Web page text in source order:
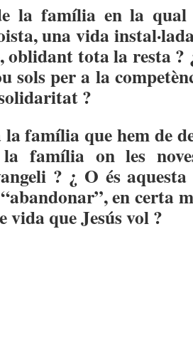
la família en la
una vida
oblidant tota la resta ?
sols per a la
?
la família que hem de
família on les
? ¿ O és
en certa
vida que Jesús vol ?